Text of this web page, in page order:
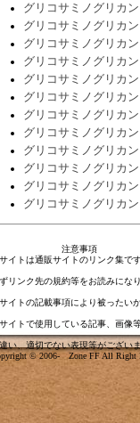
グリコサミノグリカ
グリコサミノグリカ
グリコサミノグリカ
グリコサミノグリカ
グリコサミノグリカ
グリコサミノグリカ
グリコサミノグリカ
グリコサミノグリカ
グリコサミノグリカ
グリコサミノグリカ
グリコサミノグリカ
グリコサミノグリカ
注意事項
イトは通販サイトのリンク集で
リンク先の規約等をお読みにな
イトの記載事項により被ったい
イトで使用している記事、画像
い、適切でない表現等がござい
© 2006- Zone FF All Right